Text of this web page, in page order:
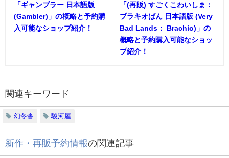
「ギャンブラー 日本語版
(Gambler)」の概略と予約購
入可能なショップ紹介！
「(再販) すごくこわいしま：
ブラキオばん 日本語版 (Very
Bad Lands： Brachio)」の
概略と予約購入可能なショッ
プ紹介！
関連キーワード
幻冬舎 駿河屋
新作・再販予約情報の関連記事